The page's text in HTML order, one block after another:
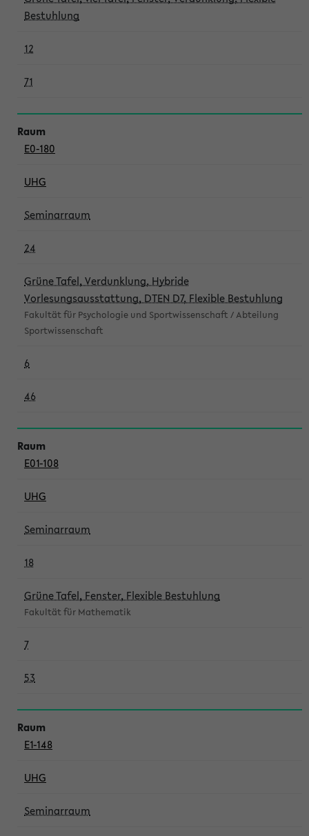
Bestuhlung
12
71
E0-180
UHG
Seminarraum
24
Grüne Tafel, Verdunklung, Hybride
Vorlesungsausstattung, DTEN D7, Flexible Bestuhlung
Fakultät für Psychologie und Sportwissenschaft / Abteilung
Sportwissenschaft
6
46
E01-108
UHG
Seminarraum
18
Grüne Tafel, Fenster, Flexible Bestuhlung
Fakultät für Mathematik
7
53
E1-148
UHG
Seminarraum